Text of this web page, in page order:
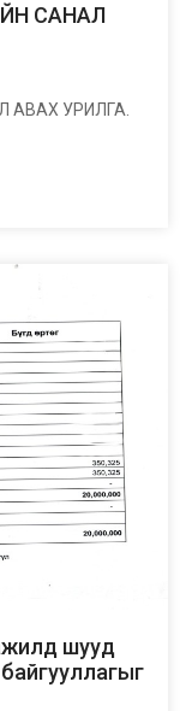
САНАЛ
АВАХ УРИЛГА.
шууд